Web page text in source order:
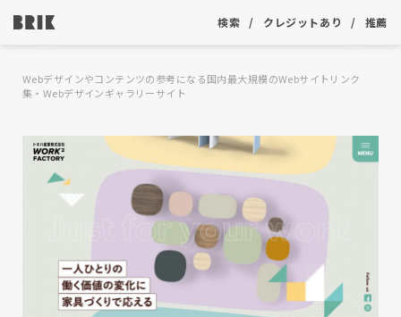
検索 クレジットあり 推薦
Webデザインやコンテンツの参考になる国内最大規模のWebサイトリンク
集・Webデザインギャラリーサイト